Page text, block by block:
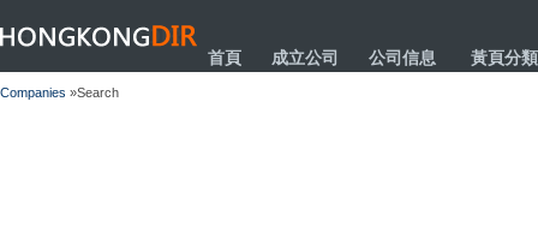
HONGKONGDIR
首頁 成立公司 公司信息 黃頁分類
Companies »Search